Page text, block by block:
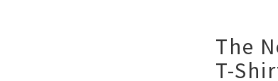
The
T-